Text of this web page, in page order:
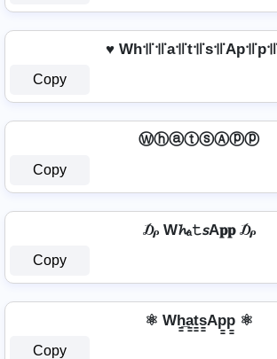
♥
Copy
ⓌⓗⓐⓣⓢⒶⓟⓟ
Copy
₯ W𝓱ₐ𝚝𝘴A𝐩𝐩 ₯
Copy
⚛ Wh̳̲a̳t̳s̳Ap̳p̳ ⚛
Copy